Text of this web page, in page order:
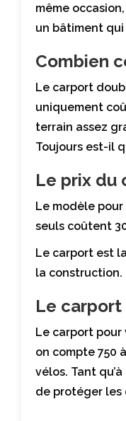
même
un bâtiment
Combien
Le carport
uniquement
terrain assez
Toujours est-il
Le prix du
Le modèle
seuls coûtent
Le carport est
la construction.
Le carport
Le carport pour
on compte 750
vélos. Tant
de protéger les